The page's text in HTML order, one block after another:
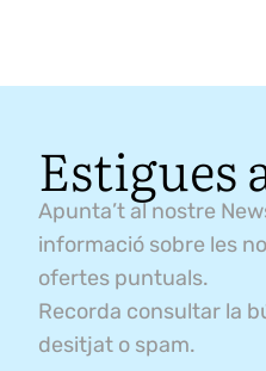
Estigues
Apunta’t al nostre
informació sobre les
ofertes puntuals.
Recorda consultar la
desitjat o spam.